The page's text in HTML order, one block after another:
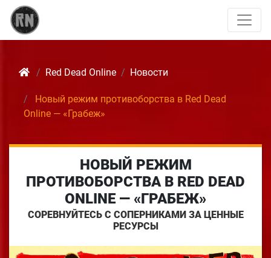
Red Dead Online Новости
Новый режим противоборства в Red Dead
Online — «Грабеж»
НОВЫЙ РЕЖИМ
ПРОТИВОБОРСТВА В RED DEAD
ONLINE — «ГРАБЕЖ»
СОРЕВНУЙТЕСЬ С СОПЕРНИКАМИ ЗА ЦЕННЫЕ
РЕСУРСЫ